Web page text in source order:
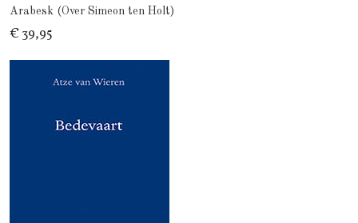
Arabesk (Over Simeon ten Holt)
€ 39,95